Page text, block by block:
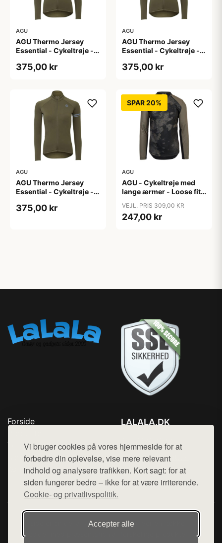
Vi bruger cookies på vores hjemmeside for at
forbedre din oplevelse, vise mere relevant
indhold og analysere trafikken. Kort sagt: for at
siden fungerer bedre – ikke for at være irriterende.
Cookie- og privatlivspolitik.
Accepter alle
AGU
AGU Thermo Jersey
Essential - Cykeltrøje -
S
375,00 kr
AGU
AGU Thermo Jersey
Essential - Cykeltrøje -
XL
375,00 kr
AGU
AGU Thermo Jersey
Essential - Cykeltrøje -
XXL
375,00 kr
SPAR 20%
AGU
AGU - Cykeltrøje med
lange ærmer - Loose fit -
VEJL. PRIS 309,00 KR
247,00 kr
Forside
Top Rabatter
Blog
Kontakt
LALALA.DK
Mail: hej@want.dk
Cookie- og privatlivspolitik
Denne side er en del af want.dk, der udgiver en række
hjemmesider med præsentation af forskellige produkter fra